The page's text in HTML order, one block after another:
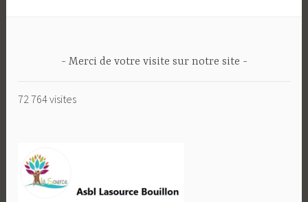
Merci de votre visite sur notre site
72 764 visites